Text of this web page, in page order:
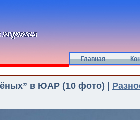
Главная
в ЮАР (10 фото) |